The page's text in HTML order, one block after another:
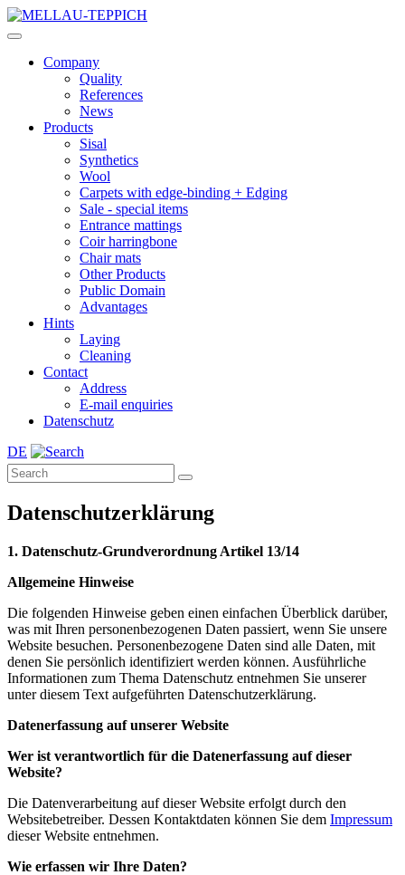
Company
Quality
References
News
Products
Sisal
Synthetics
Wool
Carpets with edge-binding + Edging
Sale - special items
Entrance mattings
Coir harringbone
Chair mats
Other Products
Public Domain
Advantages
Hints
Laying
Cleaning
Contact
Address
E-mail enquiries
Datenschutz
DE
Datenschutzerklärung
1. Datenschutz-Grundverordnung Artikel 13/14
Allgemeine Hinweise
Die folgenden Hinweise geben einen einfachen Überblick darüber,
was mit Ihren personenbezogenen Daten passiert, wenn Sie unsere
Website besuchen. Personenbezogene Daten sind alle Daten, mit
denen Sie persönlich identifiziert werden können. Ausführliche
Informationen zum Thema Datenschutz entnehmen Sie unserer
unter diesem Text aufgeführten Datenschutzerklärung.
Datenerfassung auf unserer Website
Wer ist verantwortlich für die Datenerfassung auf dieser
Website?
Die Datenverarbeitung auf dieser Website erfolgt durch den
Websitebetreiber. Dessen Kontaktdaten können Sie dem Impressum
dieser Website entnehmen.
Wie erfassen wir Ihre Daten?